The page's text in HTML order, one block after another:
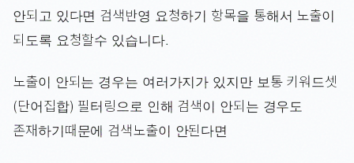
안되고 있다면 검색반영 요청하기 항목을 통해서 노출이
되도록 요청할수 있습니다.
노출이 안되는 경우는 여러가지가 있지만 보통 키워드셋
(단어집합) 필터링으로 인해 검색이 안되는 경우도
존재하기때문에 검색노출이 안된다면